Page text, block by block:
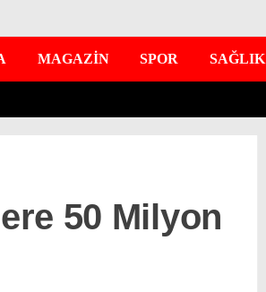
MAGAZİN SPOR SAĞLIK
50 Milyon